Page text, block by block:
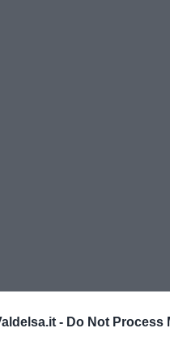
- Do Not Process